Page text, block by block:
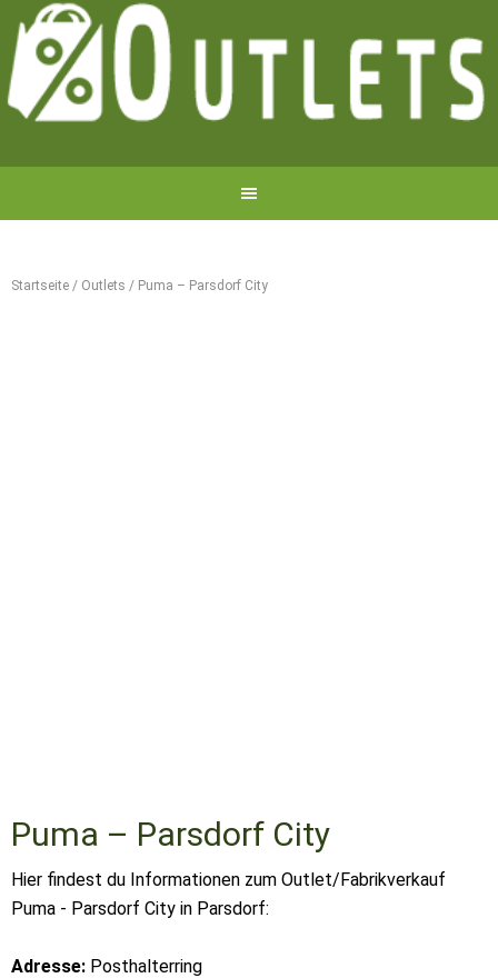
Startseite / Outlets / Puma – Parsdorf City
Puma – Parsdorf City
Hier findest du Informationen zum Outlet/Fabrikverkauf
Puma - Parsdorf City in Parsdorf:
Adresse: Posthalterring